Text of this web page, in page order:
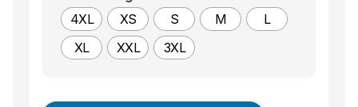
4XL
XS S M
L
XL
XXL 3XL